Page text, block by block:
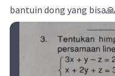
bantuin dong yang bisa🙏